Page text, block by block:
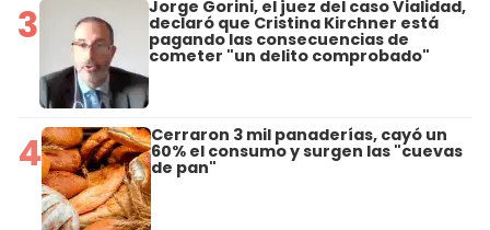
3 Jorge Gorini, el juez del caso Vialidad,
declaró que Cristina Kirchner está
pagando las consecuencias de
cometer "un delito comprobado"
4 Cerraron 3 mil panaderías, cayó un
60% el consumo y surgen las "cuevas
de pan"